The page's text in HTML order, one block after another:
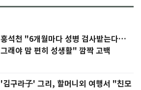
홍석천 "6개월마다 성병 검사받는다…
그래야 맘 편히 성생활" 깜짝 고백
'김구라子' 그리, 할머니외 여행서 "친모